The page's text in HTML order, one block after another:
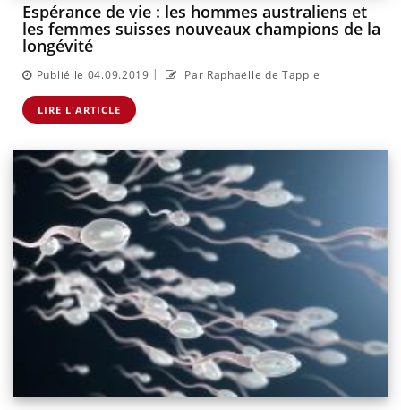
Espérance de vie : les hommes australiens et
les femmes suisses nouveaux champions de la
longévité
Publié le 04.09.2019 | Par Raphaëlle de Tappie
LIRE L'ARTICLE